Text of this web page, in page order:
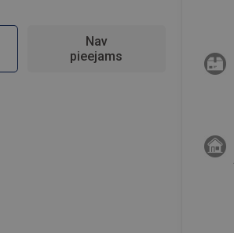
Nav
pieejams